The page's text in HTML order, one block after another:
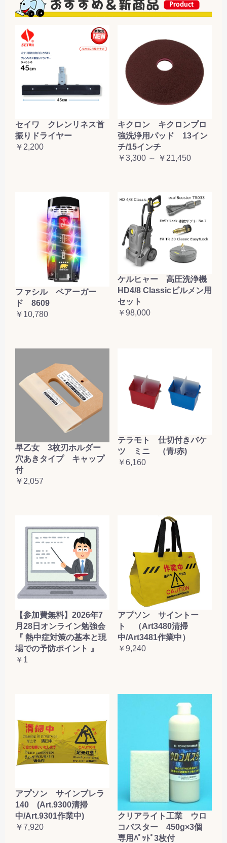
セイワ クレンリネス首
振りドライヤー
￥2,200
キクロン キクロンプロ
強洗浄用パッド 13イン
チ/15インチ
￥3,300 ～ ￥21,450
ファシル ベアーガー
ド 8609
￥10,780
ケルヒャー 高圧洗浄機
HD4/8 Classicビルメン用
セット
￥98,000
早乙女 3枚刃ホルダー
穴あきタイプ キャップ
付
￥2,057
テラモト 仕切付きバケ
ツ ミニ （青/赤)
￥6,160
【参加費無料】2026年7
月28日オンライン勉強会
『 熱中症対策の基本と現
場での予防ポイント 』
￥1
アプソン サイントー
ト （Art3480清掃
中/Art3481作業中）
￥9,240
アプソン サインブレラ
140 (Art.9300清掃
中/Art.9301作業中)
￥7,920
クリアライト工業 ウロ
コバスター 450g×3個
専用ﾊﾟｯﾄﾞ3枚付